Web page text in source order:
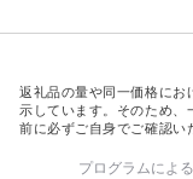
返礼品の量や同一価格にお
示しています。そのため、
前に必ずご自身でご確認い
プログラムによ